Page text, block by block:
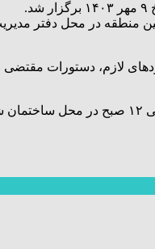
منطقه در محل دفتر
لازم، دستورات مقتضی
گفتنی است جلسات ملاقات عمومی شهردار با شهروندان در جهت رفع مشکلات و معضلات مرتبط با